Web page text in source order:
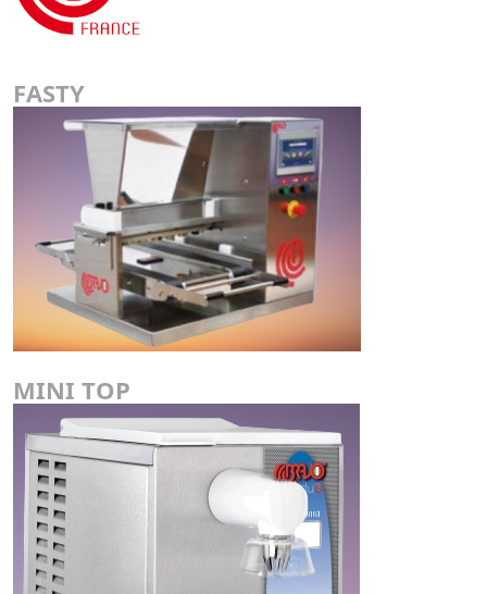
FASTY
MINI TOP